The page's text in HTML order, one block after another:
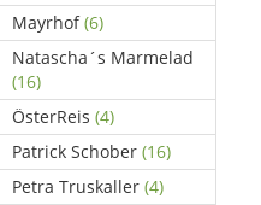
Mayrhof(6)
Natascha´s Marmelad
(16)
ÖsterReis (4)
Patrick Schober (16)
Petra Truskaller (4)